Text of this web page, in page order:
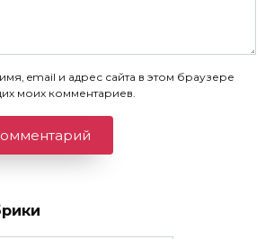
email и адрес сайта в этом браузере
моих комментариев.